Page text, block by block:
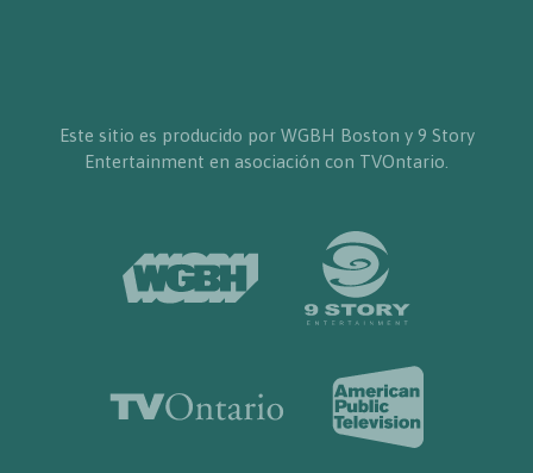
Este sitio es producido por WGBH Boston y 9 Story
Entertainment en asociación con TVOntario.